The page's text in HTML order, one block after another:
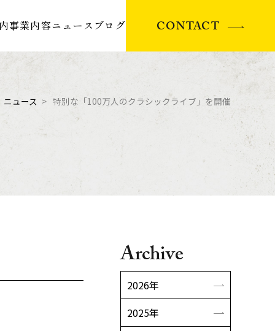
事業内容 ニュース ブログ CONTACT
ニュース 特別な「100万人のクラシックライブ」を開催
Archive
2026年
2025年